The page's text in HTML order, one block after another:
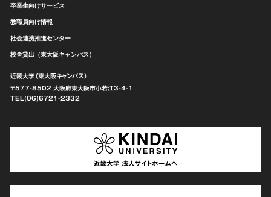
卒業生向けサービス
教職員向け情報
社会連携推進センター
校舎貸出（東大阪キャンパス）
近畿大学（東大阪キャンパス）
〒577-8502 大阪府東大阪市小若江3-4-1
TEL(06)6721-2332